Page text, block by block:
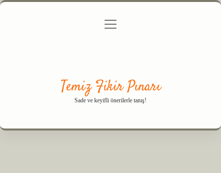
Gizlilik Politikası
menüyü
Temiz Fikir Pınarı
Sade ve keyifli önerilerle tanış!